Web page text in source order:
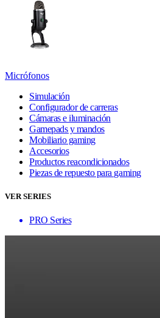
Micrófonos
Simulación
Configurador de carreras
Cámaras e iluminación
Gamepads y mandos
Mobiliario gaming
Accesorios
Productos reacondicionados
Piezas de repuesto para gaming
VER SERIES
PRO Series